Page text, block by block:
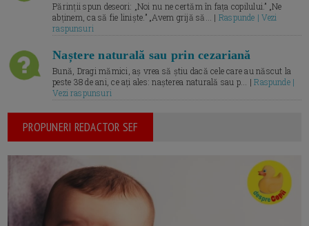
Părinții spun deseori: „Noi nu ne certăm în fața copilului.” „Ne
abținem, ca să fie liniște.” „Avem grijă să... | Raspunde | Vezi
raspunsuri
Naștere naturală sau prin cezariană
Bună, Dragi mămici, aș vrea să știu dacă cele care au născut la
peste 38 de ani, ce ați ales: nașterea naturală sau p... |Raspunde |
Vezi raspunsuri
PROPUNERI REDACTOR SEF